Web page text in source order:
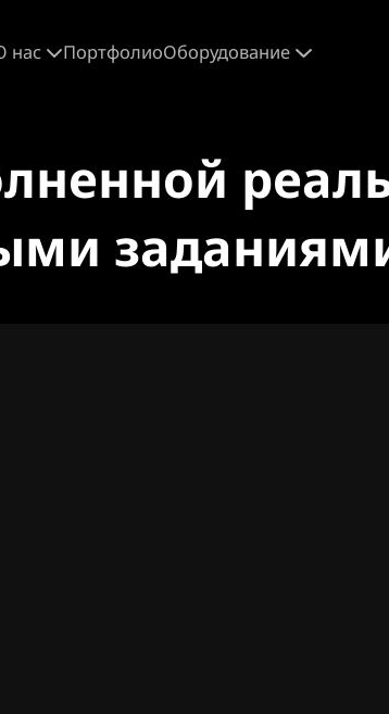
нас ПортфолиоОборудование